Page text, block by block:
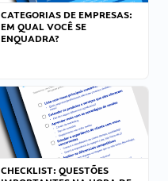
CATEGORIAS DE EMPRESAS:
EM QUAL VOCÊ SE
ENQUADRA?
CHECKLIST: QUESTÕES